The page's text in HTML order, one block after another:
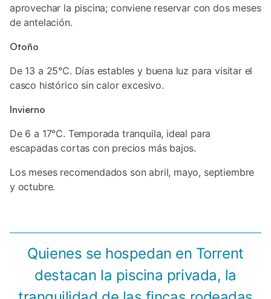
aprovechar la piscina; conviene reservar con dos meses
de antelación.
Otoño
De 13 a 25°C. Días estables y buena luz para visitar el
casco histórico sin calor excesivo.
Invierno
De 6 a 17°C. Temporada tranquila, ideal para
escapadas cortas con precios más bajos.
Los meses recomendados son abril, mayo, septiembre
y octubre.
Quienes se hospedan en Torrent
destacan la piscina privada, la